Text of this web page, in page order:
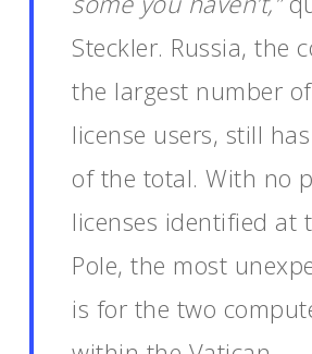
Steckler. Russia, the
the largest number
license users, still
of the total. With no
licenses identified at
Pole, the most
is for the two